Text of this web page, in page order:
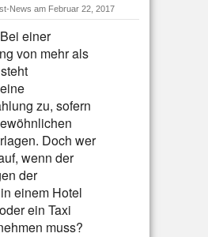
News am Februar 22, 2017
einer
von mehr als
zu, sofern
Doch wer
wenn der
der
einem Hotel
ein Taxi
muss?